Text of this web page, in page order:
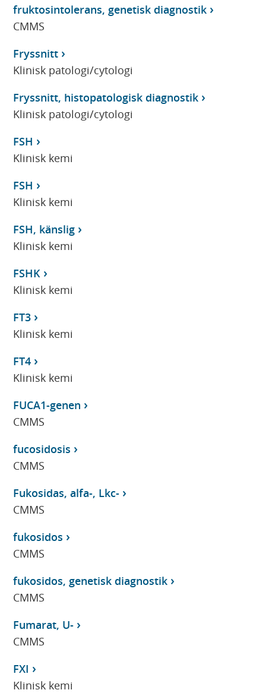
fruktosintolerans, genetisk diagnostik
CMMS
Fryssnitt
Klinisk patologi/cytologi
Fryssnitt, histopatologisk diagnostik
Klinisk patologi/cytologi
FSH
Klinisk kemi
FSH
Klinisk kemi
FSH, känslig
Klinisk kemi
FSHK
Klinisk kemi
FT3
Klinisk kemi
FT4
Klinisk kemi
FUCA1-genen
CMMS
fucosidosis
CMMS
Fukosidas, alfa-, Lkc-
CMMS
fukosidos
CMMS
fukosidos, genetisk diagnostik
CMMS
Fumarat, U-
CMMS
FXI
Klinisk kemi